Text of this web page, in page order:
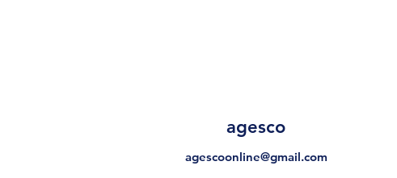
agesco
agescoonline@gmail.com